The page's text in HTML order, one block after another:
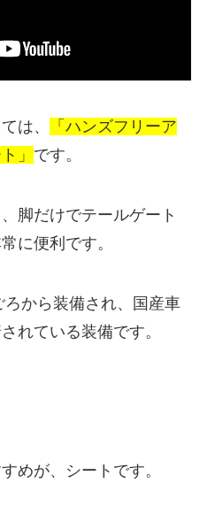
は、
「ハンズフリーア
」 です。
脚だけでテールゲート
に便利です。
から装備され、国産車
れている装備です。
めが、シートです。